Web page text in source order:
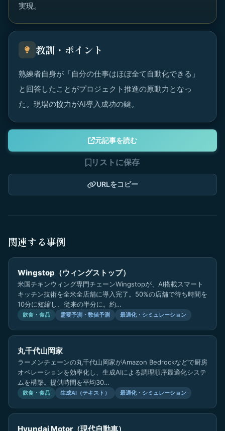
実現。
教訓・ポイント
熟練者自身が「自分の仕事はほぼ全て自動化できる」
と回答したことがプロジェクト推進の原動力となっ
た。現場の協力がAI導入成功の鍵。
元記事を読む
リストに保存
URLをコピー
関連する事例
Wingstop（ウィングストップ）
米国チキンウィング専門チェーンWingstopが、AI搭載スマート
キッチン技術を全米全店舗に導入完了。50%の店舗で待ち時間を
10分に短縮し、従来の半分に。約…
飲食・食品 需要予測・数値予測 最適化・シミュレーション
丸千代山岡家
ラーメンチェーンの丸千代山岡家がAmazon Bedrockなどで厨房
オペレーションを効率化し、生成AIによる調理順序最適化システ
ムを構築。提供時間を平均30…
飲食・食品 生成AI（テキスト） 最適化・シミュレーション
Hyundai Motor（現代自動車）